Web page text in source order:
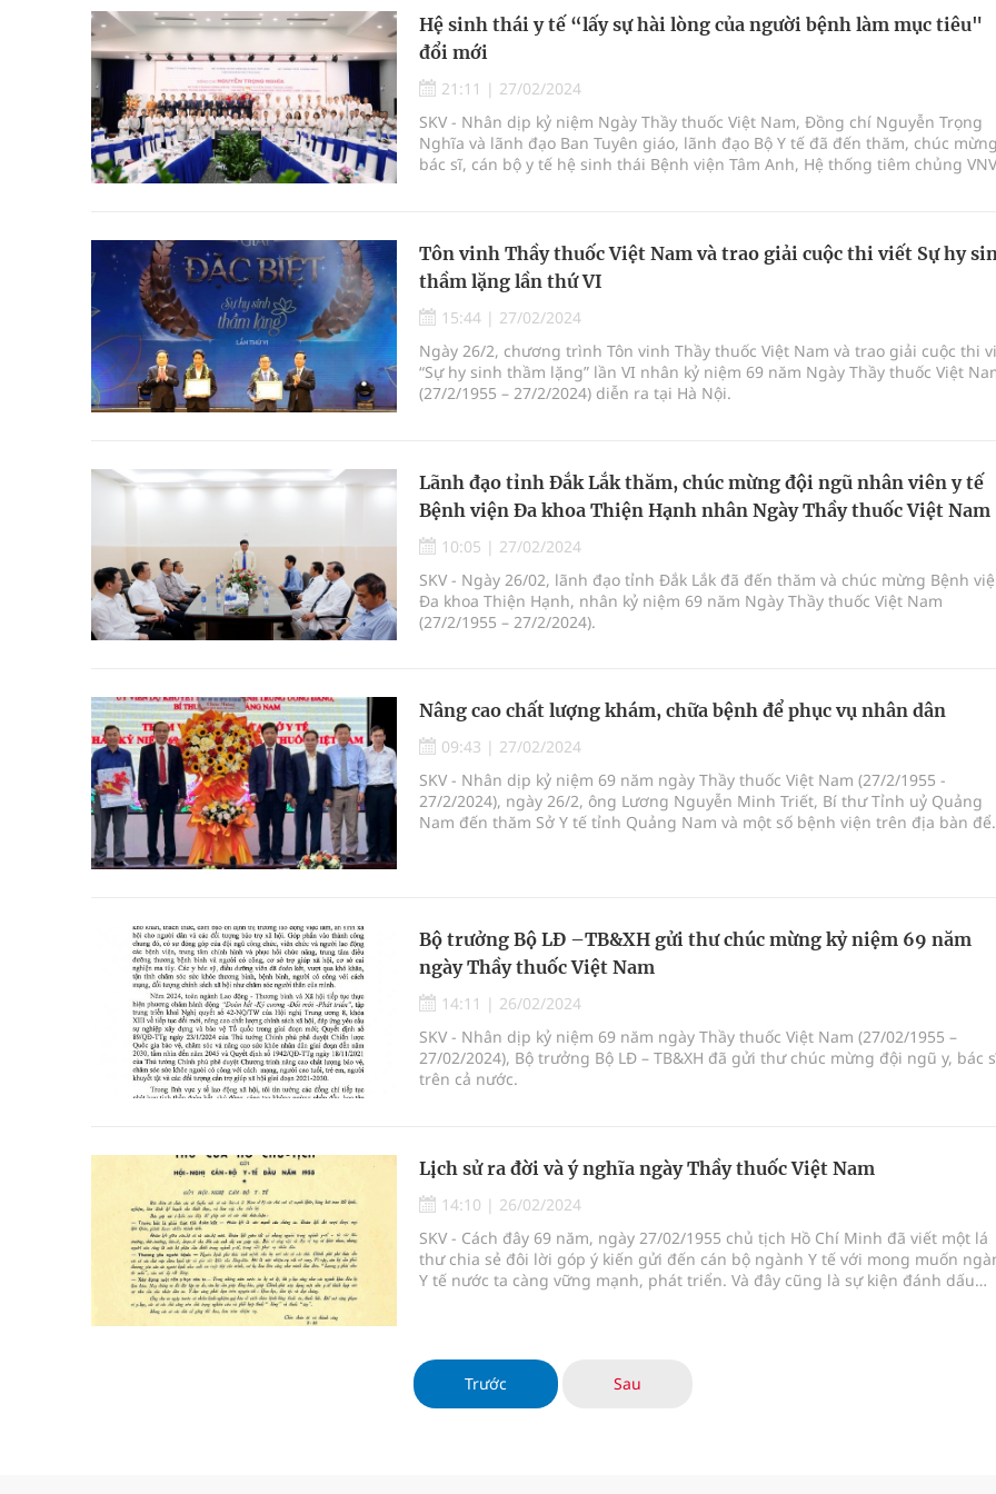
Hệ sinh thái y tế “lấy sự hài lòng của người bệnh làm mục tiêu"
đổi mới
21:11 | 27/02/2024
SKV - Nhân dịp kỷ niệm Ngày Thầy thuốc Việt Nam, Đồng chí Nguyễn Trọng
Nghĩa và lãnh đạo Ban Tuyên giáo, lãnh đạo Bộ Y tế đã đến thăm, chúc
bác sĩ, cán bộ y tế hệ sinh thái Bệnh viện Tâm Anh, Hệ thống tiêm chủng
Tôn vinh Thầy thuốc Việt Nam và trao giải cuộc thi viết Sự hy
thầm lặng lần thứ VI
15:44 | 27/02/2024
Ngày 26/2, chương trình Tôn vinh Thầy thuốc Việt Nam và trao giải cuộc thi
“Sự hy sinh thầm lặng” lần VI nhân kỷ niệm 69 năm Ngày Thầy thuốc Việt
(27/2/1955 – 27/2/2024) diễn ra tại Hà Nội.
Lãnh đạo tỉnh Đắk Lắk thăm, chúc mừng đội ngũ nhân viên y tế
Bệnh viện Đa khoa Thiện Hạnh nhân Ngày Thầy thuốc Việt Nam
10:05 | 27/02/2024
SKV - Ngày 26/02, lãnh đạo tỉnh Đắk Lắk đã đến thăm và chúc mừng Bệnh
Đa khoa Thiện Hạnh, nhân kỷ niệm 69 năm Ngày Thầy thuốc Việt Nam
(27/2/1955 – 27/2/2024).
Nâng cao chất lượng khám, chữa bệnh để phục vụ nhân dân
09:43 | 27/02/2024
SKV - Nhân dịp kỷ niệm 69 năm ngày Thầy thuốc Việt Nam (27/2/1955 -
27/2/2024), ngày 26/2, ông Lương Nguyễn Minh Triết, Bí thư Tỉnh uỷ Quảng
Nam đến thăm Sở Y tế tỉnh Quảng Nam và một số bệnh viện trên địa bàn để
Bộ trưởng Bộ LĐ –TB&XH gửi thư chúc mừng kỷ niệm 69 năm
ngày Thầy thuốc Việt Nam
14:11 | 26/02/2024
SKV - Nhân dịp kỷ niệm 69 năm ngày Thầy thuốc Việt Nam (27/02/1955 –
27/02/2024), Bộ trưởng Bộ LĐ – TB&XH đã gửi thư chúc mừng đội ngũ y, bác
trên cả nước.
Lịch sử ra đời và ý nghĩa ngày Thầy thuốc Việt Nam
14:10 | 26/02/2024
SKV - Cách đây 69 năm, ngày 27/02/1955 chủ tịch Hồ Chí Minh đã viết một lá
thư chia sẻ đôi lời góp ý kiến gửi đến cán bộ ngành Y tế với mong muốn
Y tế nước ta càng vững mạnh, phát triển. Và đây cũng là sự kiện đánh dấu
Trước Sau